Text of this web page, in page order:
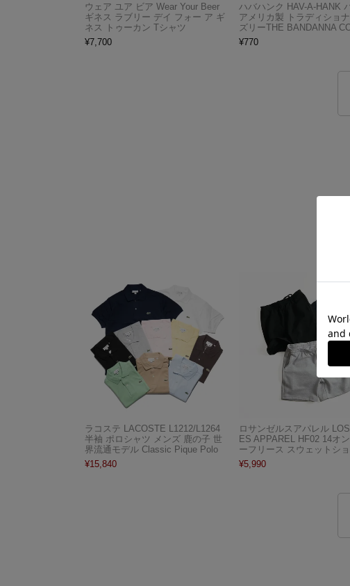
ウェア ユア ビア Wear Your Beer
ギネス ラブリー デイ フォー ア ギ
ネス トゥーカン Tシャツ
¥7,700
ハバハンク HAV-A-HANK
アメリカ製 トラディショ
ズリーTHE BANDANNA
¥770
ラコステ LACOSTE L1212/L1264
半袖 ポロシャツ メンズ 鹿の子 世
界流通モデル Classic Pique Polo
¥15,840
ロサンゼルスアパレル
ES APPAREL HF02 14オ
ーフリース スウェットシ
¥5,990